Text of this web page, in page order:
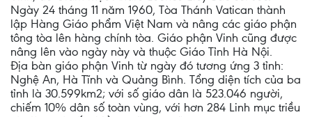
Ngày 24 tháng 11 năm 1960, Tòa Thánh Vatican thành
lập Hàng Giáo phẩm Việt Nam và nâng các giáo phận
tông tòa lên hàng chính tòa. Giáo phận Vinh cũng được
nâng lên vào ngày này và thuộc Giáo Tỉnh Hà Nội.
Địa bàn giáo phận Vinh từ ngày đó tương ứng 3 tỉnh:
Nghệ An, Hà Tĩnh và Quảng Bình. Tổng diện tích của ba
tỉnh là 30.599km2; với số giáo dân là 523.046 người,
chiếm 10% dân số toàn vùng, với hơn 284 Linh mục triều